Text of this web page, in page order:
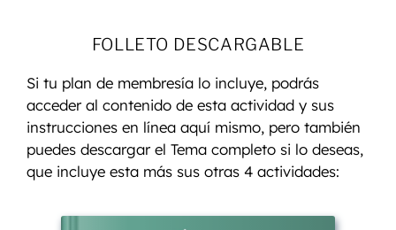
FOLLETO DESCARGABLE
Si tu plan de membresía lo incluye, podrás
acceder al contenido de esta actividad y sus
instrucciones en línea aquí mismo, pero también
puedes descargar el Tema completo si lo deseas,
que incluye esta más sus otras 4 actividades: